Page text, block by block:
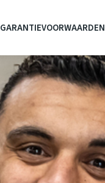
GARANTIEVOORWAARDEN